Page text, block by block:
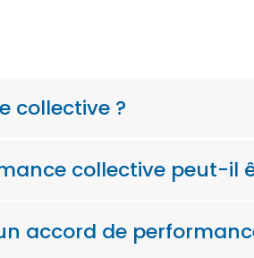
collective ?
collective peut-il
accord de